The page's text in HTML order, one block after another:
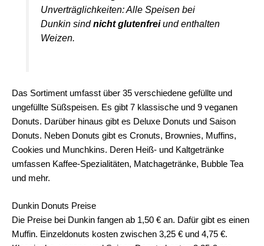
Unverträglichkeiten: Alle Speisen bei
Dunkin sindnicht glutenfreiund enthalten
Weizen.
Das Sortiment umfasst über 35 verschiedene gefüllte und
ungefüllte Süßspeisen. Es gibt 7 klassische und 9 veganen
Donuts. Darüber hinaus gibt es Deluxe Donuts und Saison
Donuts. Neben Donuts gibt es Cronuts, Brownies, Muffins,
Cookies und Munchkins. Deren Heiß- und Kaltgetränke
umfassen Kaffee-Spezialitäten, Matchagetränke, Bubble Tea
und mehr.
Dunkin Donuts Preise
Die Preise bei Dunkin fangen ab 1,50 € an. Dafür gibt es einen
Muffin. Einzeldonuts kosten zwischen 3,25 € und 4,75 €.